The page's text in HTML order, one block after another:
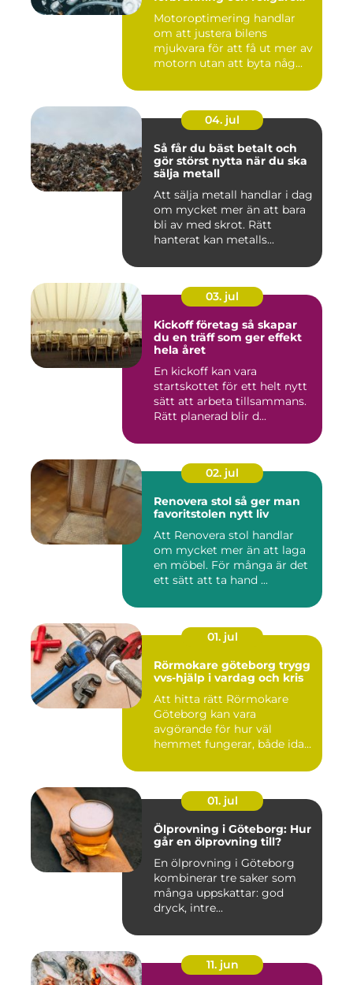
Motoroptimering handlar
om att justera bilens
mjukvara för att få ut mer av
motorn utan att byta någ...
04. jul
Så får du bäst betalt och
gör störst nytta när du ska
sälja metall
Att sälja metall handlar i dag
om mycket mer än att bara
bli av med skrot. Rätt
hanterat kan metalls...
03. jul
Kickoff företag så skapar
du en träff som ger effekt
hela året
En kickoff kan vara
startskottet för ett helt nytt
sätt att arbeta tillsammans.
Rätt planerad blir d...
02. jul
Renovera stol så ger man
favoritstolen nytt liv
Att Renovera stol handlar
om mycket mer än att laga
en möbel. För många är det
ett sätt att ta hand ...
01. jul
Rörmokare göteborg trygg
vvs-hjälp i vardag och kris
Att hitta rätt Rörmokare
Göteborg kan vara
avgörande för hur väl
hemmet fungerar, både idag
01. jul
Ölprovning i Göteborg: Hur
går en ölprovning till?
En ölprovning i Göteborg
kombinerar tre saker som
många uppskattar: god
dryck, intre...
11. jun